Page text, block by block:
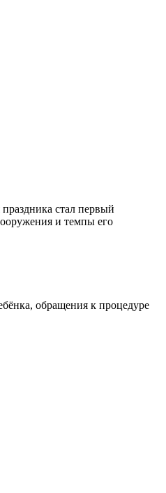
стал первый
и темпы его
обращения к процедуре